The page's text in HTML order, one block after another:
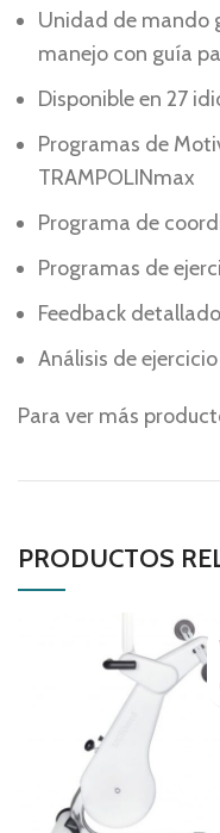
Unidad de mando
manejo con guía
Disponible en 27
Programas de
TRAMPOLINmax
Programa de
Programas de
Feedback
Análisis de ejercicio
Para ver más
PRODUCTOS